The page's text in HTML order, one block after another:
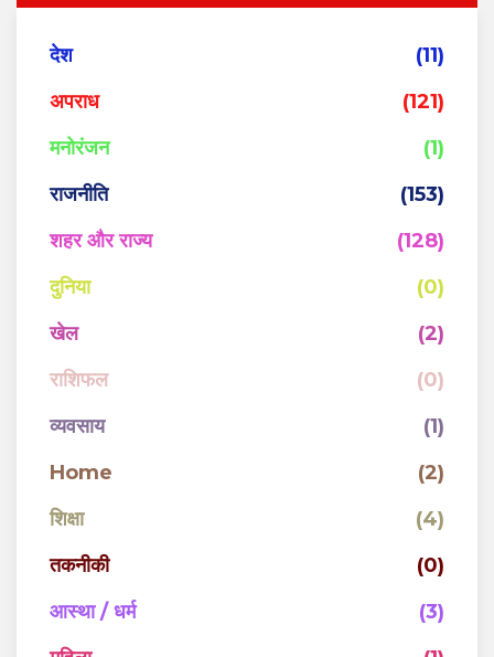
देश
(11)
अपराध
(121)
मनोरंजन
(1)
राजनीति
(153)
शहर और राज्य
(128)
दुनिया
(0)
खेल
(2)
राशिफल
(0)
व्यवसाय
(1)
Home
(2)
शिक्षा
(4)
तकनीकी
(0)
आस्था / धर्म
(3)